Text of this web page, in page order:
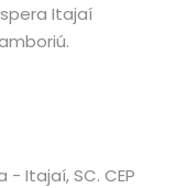
Itajaí
- Itajaí, SC. CEP